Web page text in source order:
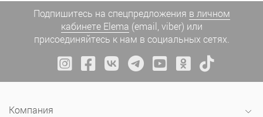
Подпишитесь на спецпредложения в личном
кабинете Elema (email, viber) или
присоединяйтесь к нам в социальных сетях.
Компания